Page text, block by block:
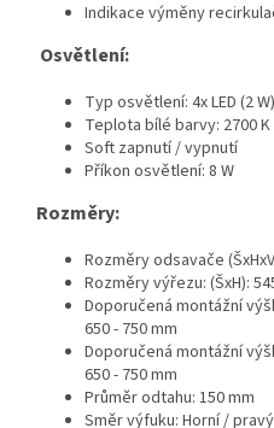
Indikace výměny
Osvětlení:
Typ osvětlení: 4x LED (2
Teplota bílé barvy: 2700 K
Soft zapnutí / vypnutí
Příkon osvětlení: 8 W
Rozměry:
Rozměry odsavače
Rozměry výřezu: (ŠxH):
Doporučená montážní
650 - 750 mm
Doporučená montážní
650 - 750 mm
Průměr odtahu: 150 mm
Směr výfuku: Horní /